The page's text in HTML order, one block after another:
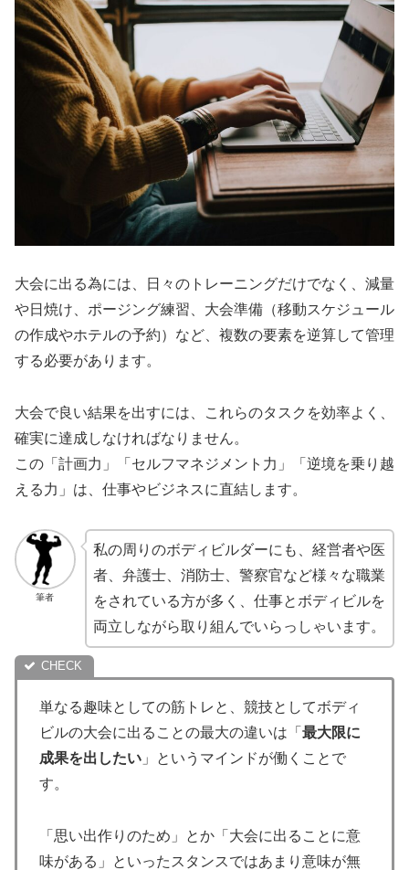
大会に出る為には、日々のトレーニングだけでなく、減量
や日焼け、ポージング練習、大会準備（移動スケジュール
の作成やホテルの予約）など、複数の要素を逆算して管理
する必要があります。
大会で良い結果を出すには、これらのタスクを効率よく、
確実に達成しなければなりません。
この「計画力」「セルフマネジメント力」「逆境を乗り越
える力」は、仕事やビジネスに直結します。
筆者
私の周りのボディビルダーにも、経営者や医
者、弁護士、消防士、警察官など様々な職業
をされている方が多く、仕事とボディビルを
両立しながら取り組んでいらっしゃいます。
単なる趣味としての筋トレと、競技としてボディ
ビルの大会に出ることの最大の違いは「 最大限に
成果を出 したい 」というマインドが働くことで
す。
「思い出作りのため」とか「大会に出ることに意
味がある」といったスタンスではあまり意味が無